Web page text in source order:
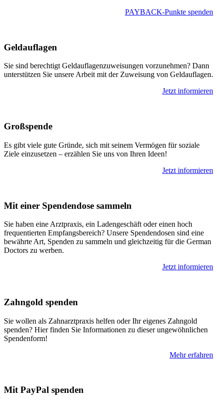
PAYBACK-Punkte spenden
Geldauflagen
Sie sind berechtigt Geldauflagenzuweisungen vorzunehmen? Dann
unter­stützen Sie unsere Arbeit mit der Zu­weisung von Geld­auflagen.
Jetzt informieren
Großspende
Es gibt viele gute Gründe, sich mit seinem Ver­mögen für soziale
Ziele ein­zu­setzen – er­zählen Sie uns von Ihren Ideen!
Jetzt informieren
Mit einer Spendendose sammeln
Sie haben eine Arzt­praxis, ein Laden­geschäft oder einen hoch
frequentierten Empfangs­bereich? Unsere Spenden­­dosen sind eine
be­­währte Art, Spenden zu sammeln und gleich­­zeitig für die German
Doctors zu werben.
Jetzt informieren
Zahngold spenden
Sie wollen als Zahn­arzt­praxis helfen oder Ihr eigenes Zahn­gold
spenden? Hier finden Sie Informationen zu dieser unge­wöhnlichen
Spenden­form!
Mehr erfahren
Mit PayPal spenden